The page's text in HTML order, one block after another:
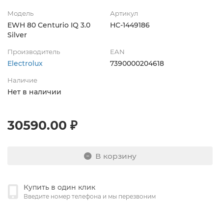
Модель
EWH 80 Centurio IQ 3.0
Silver
Артикул
НС-1449186
Производитель
Electrolux
EAN
7390000204618
Наличие
Нет в наличии
30590.00 ₽
В корзину
Купить в один клик
Введите номер телефона и мы перезвоним